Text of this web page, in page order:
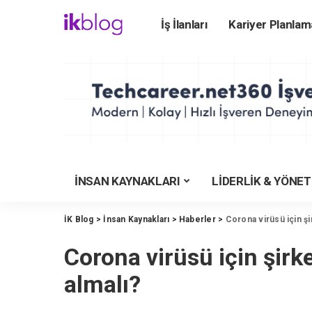
İş İlanları Kariyer
Üniversite Rehberi
Üniversiteler
Üniversite
Meslekler Rehberi
YKS Puan
KYK Yurt Rehberi
İNSAN KAYNAKLARI LİDERLİK &
İK Blog > İnsan Kaynakları > Haberler> Corona virüsü için
Corona virüsü için
almalı?